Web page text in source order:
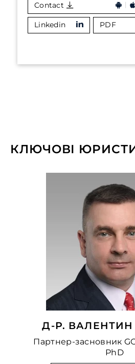
Contact
Linkedin PDF
КЛЮЧОВІ
Д-Р. ВАЛЕНТИН
Партнер-засновник
PhD